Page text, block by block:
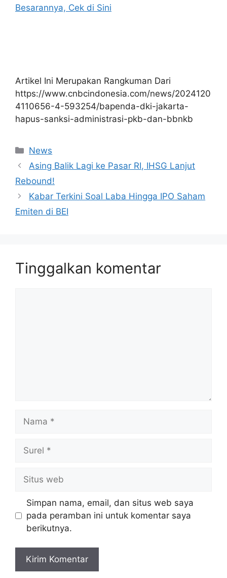
Besarannya, Cek di Sini
Artikel Ini Merupakan Rangkuman Dari
https://www.cnbcindonesia.com/news/2024120
4110656-4-593254/bapenda-dki-jakarta-
hapus-sanksi-administrasi-pkb-dan-bbnkb
Kategori
News
Asing Balik Lagi ke Pasar RI, IHSG Lanjut
Rebound!
Kabar Terkini Soal Laba Hingga IPO Saham
Emiten di BEI
Tinggalkan komentar
web
Simpan nama, email, dan situs web saya
pada peramban ini untuk komentar saya
berikutnya.